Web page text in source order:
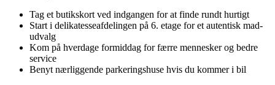
Tag et butikskort ved indgangen for at finde rundt hurtigt
Start i delikatesseafdelingen på 6. etage for et autentisk mad-
udvalg
Kom på hverdage formiddag for færre mennesker og bedre
service
Benyt nærliggende parkeringshuse hvis du kommer i bil